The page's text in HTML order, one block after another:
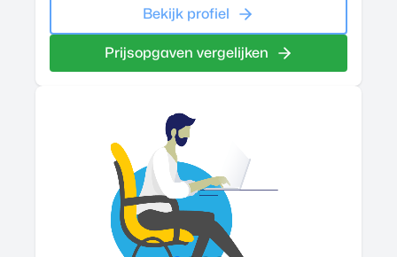
Bekijk profiel
Prijsopgaven vergelijken